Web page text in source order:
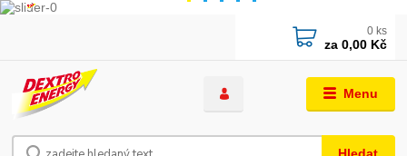
Menu
0 ks
za 0,00 Kč